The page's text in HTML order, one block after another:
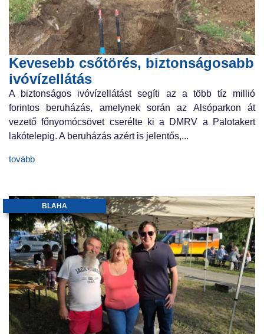
Kevesebb csőtörés, biztonságosabb
ivóvízellátás
A biztonságos ivóvízellátást segíti az a több tíz millió
forintos beruházás, amelynek során az Alsóparkon át
vezető főnyomócsövet cserélte ki a DMRV a Palotakert
lakótelepig. A beruházás azért is jelentős,...
tovább
BLAHA